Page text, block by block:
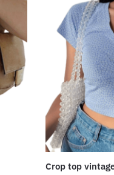
Crop top